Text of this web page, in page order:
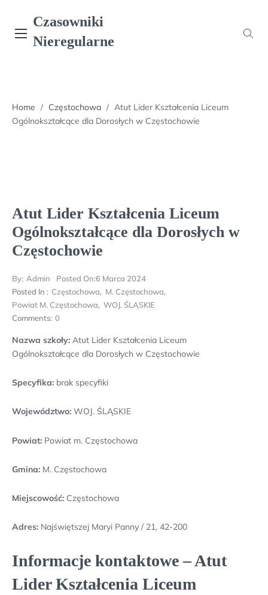
content
Czasowniki
Nieregularne
Home / Częstochowa / Atut Lider Kształcenia Liceum
Ogólnokształcące dla Dorosłych w Częstochowie
Atut Lider Kształcenia Liceum
Ogólnokształcące dla Dorosłych w
Częstochowie
By: Admin Posted On:6 Marca 2024
Posted In : Częstochowa, M. Częstochowa,
Powiat M. Częstochowa, WOJ. ŚLĄSKIE
Comments: 0
Nazwa szkoły: Atut Lider Kształcenia Liceum
Ogólnokształcące dla Dorosłych w Częstochowie
Specyfika: brak specyfiki
Województwo: WOJ. ŚLĄSKIE
Powiat: Powiat m. Częstochowa
Gmina: M. Częstochowa
Miejscowość: Częstochowa
Adres: Najświętszej Maryi Panny / 21, 42-200
Informacje kontaktowe – Atut
Lider Kształcenia Liceum